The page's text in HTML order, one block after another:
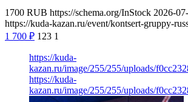
1700 RUB https://schema.org/InStock 2026-
https://kuda-kazan.ru/event/kontsert-gruppy-
1 700 ₽ 123 1
https://kuda-
kazan.ru/image/255/255/uploads/
https://kuda-
kazan.ru/image/255/255/uploads/